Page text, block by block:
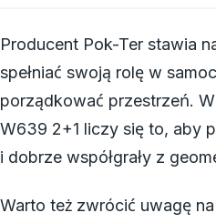
Producent Pok-Ter stawia
spełniać swoją rolę w
porządkować przestrzeń.
W639 2+1 liczy się to, aby
i dobrze współgrały z
Warto też zwrócić uwagę